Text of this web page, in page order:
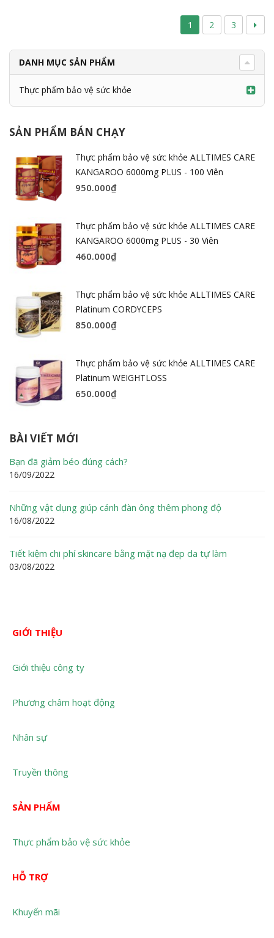
1 2 3
DANH MỤC SẢN PHẨM
Thực phẩm bảo vệ sức khỏe
SẢN PHẨM BÁN CHẠY
Thực phẩm bảo vệ sức khỏe ALLTIMES CARE
KANGAROO 6000mg PLUS - 100 Viên
950.000₫
Thực phẩm bảo vệ sức khỏe ALLTIMES CARE
KANGAROO 6000mg PLUS - 30 Viên
460.000₫
Thực phẩm bảo vệ sức khỏe ALLTIMES CARE
Platinum CORDYCEPS
850.000₫
Thực phẩm bảo vệ sức khỏe ALLTIMES CARE
Platinum WEIGHTLOSS
650.000₫
BÀI VIẾT MỚI
Bạn đã giảm béo đúng cách?
16/09/2022
Những vật dụng giúp cánh đàn ông thêm phong độ
16/08/2022
Tiết kiệm chi phí skincare bằng mặt nạ đẹp da tự làm
03/08/2022
GIỚI THIỆU
Giới thiệu công ty
Phương châm hoạt động
Nhân sự
Truyền thông
SẢN PHẨM
Thực phẩm bảo vệ sức khỏe
HỖ TRỢ
Khuyến mãi